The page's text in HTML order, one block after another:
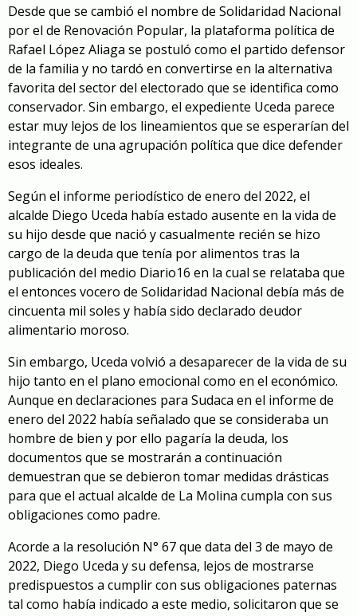
Desde que se cambió el nombre de Solidaridad Nacional
por el de Renovación Popular, la plataforma política de
Rafael López Aliaga se postuló como el partido defensor
de la familia y no tardó en convertirse en la alternativa
favorita del sector del electorado que se identifica como
conservador. Sin embargo, el expediente Uceda parece
estar muy lejos de los lineamientos que se esperarían del
integrante de una agrupación política que dice defender
esos ideales.
Según el informe periodístico de enero del 2022, el
alcalde Diego Uceda había estado ausente en la vida de
su hijo desde que nació y casualmente recién se hizo
cargo de la deuda que tenía por alimentos tras la
publicación del medio Diario16 en la cual se relataba que
el entonces vocero de Solidaridad Nacional debía más de
cincuenta mil soles y había sido declarado deudor
alimentario moroso.
Sin embargo, Uceda volvió a desaparecer de la vida de su
hijo tanto en el plano emocional como en el económico.
Aunque en declaraciones para Sudaca en el informe de
enero del 2022 había señalado que se consideraba un
hombre de bien y por ello pagaría la deuda, los
documentos que se mostrarán a continuación
demuestran que se debieron tomar medidas drásticas
para que el actual alcalde de La Molina cumpla con sus
obligaciones como padre.
Acorde a la resolución N° 67 que data del 3 de mayo de
2022, Diego Uceda y su defensa, lejos de mostrarse
predispuestos a cumplir con sus obligaciones paternas
tal como había indicado a este medio, solicitaron que se